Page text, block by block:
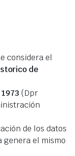
considera el
de
1973 (Dpr
de los datos
genera el mismo